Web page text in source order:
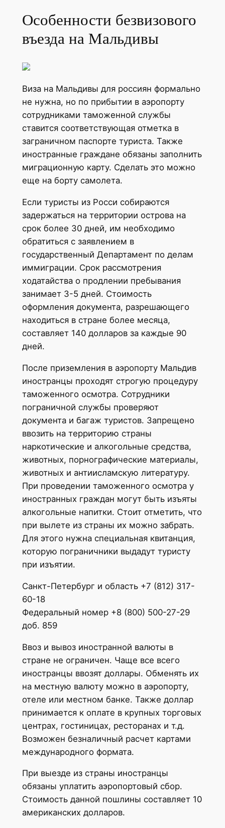
Особенности безвизового
въезда на Мальдивы
Виза на Мальдивы для россиян формально
не нужна, но по прибытии в аэропорту
сотрудниками таможенной службы
ставится соответствующая отметка в
заграничном паспорте туриста. Также
иностранные граждане обязаны заполнить
миграционную карту. Сделать это можно
еще на борту самолета.
Если туристы из Росси собираются
задержаться на территории острова на
срок более 30 дней, им необходимо
обратиться с заявлением в
государственный Департамент по делам
иммиграции. Срок рассмотрения
ходатайства о продлении пребывания
занимает 3-5 дней. Стоимость
оформления документа, разрешающего
находиться в стране более месяца,
составляет 140 долларов за каждые 90
дней.
После приземления в аэропорту Мальдив
иностранцы проходят строгую процедуру
таможенного осмотра. Сотрудники
пограничной службы проверяют
документа и багаж туристов. Запрещено
ввозить на территорию страны
наркотические и алкогольные средства,
животных, порнографические материалы,
животных и антиисламскую литературу.
При проведении таможенного осмотра у
иностранных граждан могут быть изъяты
алкогольные напитки. Стоит отметить, что
при вылете из страны их можно забрать.
Для этого нужна специальная квитанция,
которую пограничники выдадут туристу
при изъятии.
Санкт-Петербург и область +7 (812) 317-
60-18
Федеральный номер +8 (800) 500-27-29
доб. 859
Ввоз и вывоз иностранной валюты в
стране не ограничен. Чаще все всего
иностранцы ввозят доллары. Обменять их
на местную валюту можно в аэропорту,
отеле или местном банке. Также доллар
принимается к оплате в крупных торговых
центрах, гостиницах, ресторанах и т.д.
Возможен безналичный расчет картами
международного формата.
При выезде из страны иностранцы
обязаны уплатить аэропортовый сбор.
Стоимость данной пошлины составляет 10
американских долларов.